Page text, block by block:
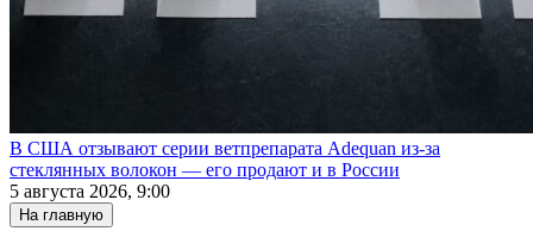
В США отзывают серии ветпрепарата Adequan из-за
стеклянных волокон — его продают и в России
5 августа 2026, 9:00
На главную